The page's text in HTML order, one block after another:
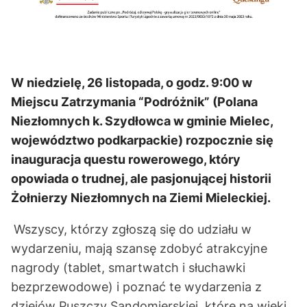
W niedzielę, 26 listopada, o godz. 9:00 w
Miejscu Zatrzymania “Podróżnik” (Polana
Niezłomnych k. Szydłowca w gminie Mielec,
województwo podkarpackie) rozpocznie się
inauguracja questu rowerowego, który
opowiada o trudnej, ale pasjonującej historii
Żołnierzy Niezłomnych na Ziemi Mieleckiej.
Wszyscy, którzy zgłoszą się do udziału w
wydarzeniu, mają szansę zdobyć atrakcyjne
nagrody (tablet, smartwatch i słuchawki
bezprzewodowe) i poznać te wydarzenia z